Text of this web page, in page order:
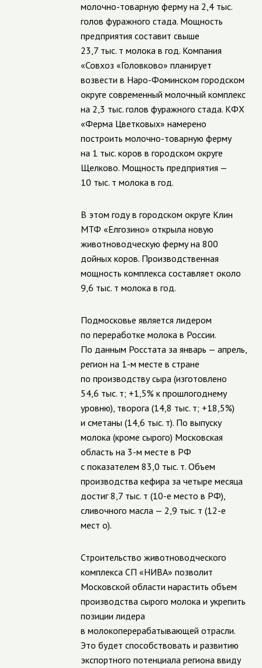
молочно-товарную ферму на 2,4 тыс.
голов фуражного стада. Мощность
предприятия составит свыше
23,7 тыс. т молока в год. Компания
«Совхоз «Головково» планирует
возвести в Наро-Фоминском городском
округе современный молочный комплекс
на 2,3 тыс. голов фуражного стада. КФХ
«Ферма Цветковых» намерено
построить молочно-товарную ферму
на 1 тыс. коров в городском округе
Щелково. Мощность предприятия —
10 тыс. т молока в год.
В этом году в городском округе Клин
МТФ «Елгозино» открыла новую
животноводческую ферму на 800
дойных коров. Производственная
мощность комплекса составляет около
9,6 тыс. т молока в год.
Подмосковье является лидером
по переработке молока в России.
По данным Росстата за январь — апрель,
регион на 1-м месте в стране
по производству сыра (изготовлено
54,6 тыс. т; +1,5% к прошлогоднему
уровню), творога (14,8 тыс. т; +18,5%)
и сметаны (14,6 тыс. т). По выпуску
молока (кроме сырого) Московская
область на 3-м месте в РФ
с показателем 83,0 тыс. т. Объем
производства кефира за четыре месяца
достиг 8,7 тыс. т (10-е место в РФ),
сливочного масла — 2,9 тыс. т (12-е
мест о).
Строительство животноводческого
комплекса СП «НИВА» позволит
Московской области нарастить объем
производства сырого молока и укрепить
позиции лидера
в молокоперерабатывающей отрасли.
Это будет способствовать и развитию
экспортного потенциала региона ввиду